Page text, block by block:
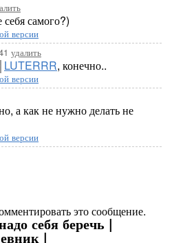
самого?)
версии
удалить
LUTERRR, конечно..
версии
а как не нужно делать не
версии
это сообщение.
себя беречь |
|